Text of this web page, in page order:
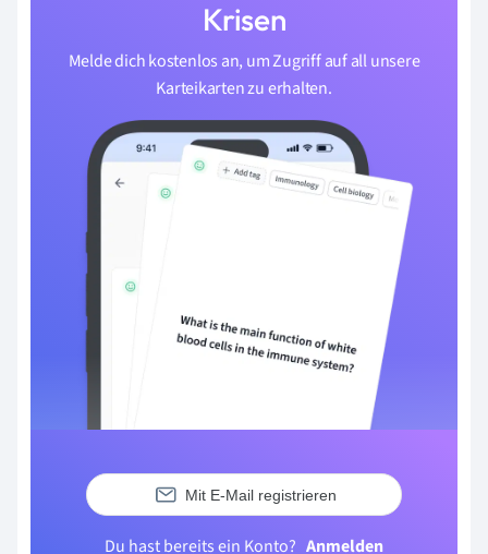
Krisen
Melde dich kostenlos an, um Zugriff auf all unsere
Karteikarten zu erhalten.
Mit E-Mail registrieren
Du hast bereits ein Konto? Anmelden